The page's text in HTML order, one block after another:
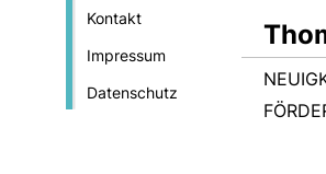
Kontakt
Impressum
Datenschutz